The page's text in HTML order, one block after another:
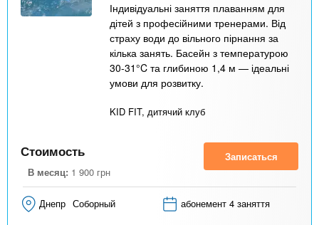
Індивідуальні заняття плаванням для
дітей з професійними тренерами. Від
страху води до вільного пірнання за
кілька занять. Басейн з температурою
30-31°C та глибиною 1,4 м — ідеальні
умови для розвитку.
KID FIT, дитячий клуб
Стоимость
В месяц: 1 900 грн
Записаться
Днепр Соборный абонемент 4 заняття